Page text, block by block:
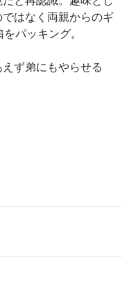
はなく両親からのギ
パッキング。
ず弟にもやらせる